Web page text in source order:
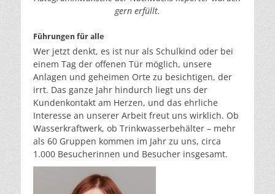
gern erfüllt.
Führungen für alle
Wer jetzt denkt, es ist nur als Schulkind oder bei
einem Tag der offenen Tür möglich, unsere
Anlagen und geheimen Orte zu besichtigen, der
irrt. Das ganze Jahr hindurch liegt uns der
Kundenkontakt am Herzen, und das ehrliche
Interesse an unserer Arbeit freut uns wirklich. Ob
Wasserkraftwerk, ob Trinkwasserbehälter – mehr
als 60 Gruppen kommen im Jahr zu uns, circa
1.000 Besucherinnen und Besucher insgesamt.